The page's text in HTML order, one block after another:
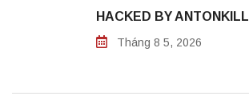
HACKED BY ANTONKILL
Tháng 8 5, 2026